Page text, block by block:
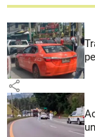
share